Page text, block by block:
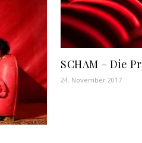
SCHAM – Die
24. November 2017